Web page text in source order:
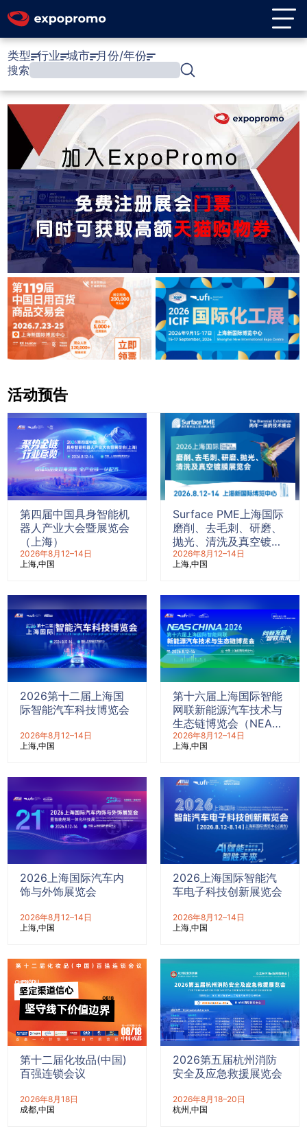
类型 行业 城市 月份/年份
搜索
活动预告
第四届中国具身智能机
器人产业大会暨展览会
（上海）
2026年8月12–14日
上海 中国
Surface PME上海国际
磨削、去毛刺、研磨、
抛光、清洗及真空镀膜
展览会
2026年8月12–14日
上海 中国
2026第十二届上海国
际智能汽车科技博览会
2026年8月12–14日
上海 中国
第十六届上海国际智能
网联新能源汽车技术与
生态链博览会（NEAS
CHINA 2026）
2026年8月12–14日
上海 中国
2026上海国际汽车内
饰与外饰展览会
2026年8月12–14日
上海 中国
2026上海国际智能汽
车电子科技创新展览会
2026年8月12–14日
上海 中国
第十二届化妆品(中国)
百强连锁会议
2026年8月18日
成都 中国
2026第五届杭州消防
安全及应急救援展览会
2026年8月18–20日
杭州 中国